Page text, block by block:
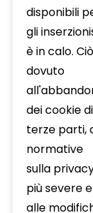
disponibili
gli
è in calo.
dovuto
dei cookie di
terze parti,
normative
sulla
più severe e
alle